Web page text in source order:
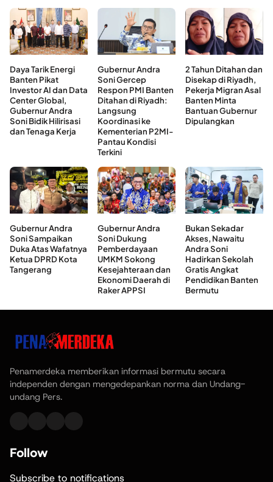
Daya Tarik Energi
Banten Pikat
Investor AI dan Data
Center Global,
Gubernur Andra
Soni Bidik Hilirisasi
dan Tenaga Kerja
Gubernur Andra
Soni Gercep
Respon PMI Banten
Ditahan di Riyadh:
Langsung
Koordinasi ke
Kementerian P2MI-
Pantau Kondisi
Terkini
2 Tahun Ditahan dan
Disekap di Riyadh,
Pekerja Migran Asal
Banten Minta
Bantuan Gubernur
Dipulangkan
Gubernur Andra
Soni Sampaikan
Duka Atas Wafatnya
Ketua DPRD Kota
Tangerang
Gubernur Andra
Soni Dukung
Pemberdayaan
UMKM Sokong
Kesejahteraan dan
Ekonomi Daerah di
Raker APPSI
Bukan Sekadar
Akses, Nawaitu
Andra Soni
Hadirkan Sekolah
Gratis Angkat
Pendidikan Banten
Bermutu
Penamerdeka memberikan informasi bermutu secara
independen dengan mengedepankan norma dan Undang-
undang Pers.
Follow
Subscribe to notifications